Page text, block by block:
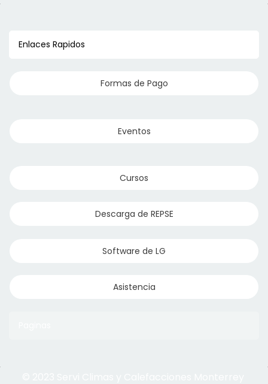
Enlaces Rapidos
Formas de Pago
Eventos
Cursos
Descarga de REPSE
Software de LG
Asistencia